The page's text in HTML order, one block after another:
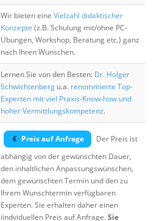
Wir bieten eine Vielzahl didaktischer
Konzepte (z.B. Schulung mit/ohne PC-
Übungen, Workshop, Beratung etc.) ganz
nach Ihren Wünschen.
Lernen Sie von den Besten: Dr. Holger
Schwichtenberg u.a. renommierte Top-
Experten mit viel Praxis-Know-how und
hoher Vermittlungskompetenz.
Preis auf Anfrage
Der Preis ist
abhängig von der gewünschten Dauer,
den inhaltlichen Anpassungswünschen,
dem gewünschten Termin und den zu
Ihrem Wunschtermin verfügbaren
Experten. Sie erhalten daher einen
iindviduellen Preis auf Anfrage.Sie